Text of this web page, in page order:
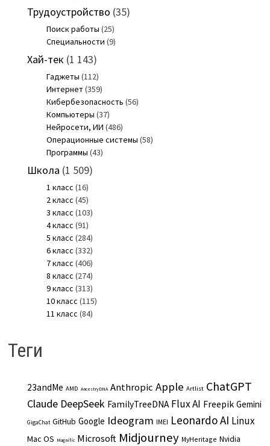
Трудоустройство (35)
Поиск работы (25)
Специальности (9)
Хай-тек (1 143)
Гаджеты (112)
Интернет(359)
Кибербезопасность (56)
Компьютеры (37)
Нейросети, ИИ (486)
Операционные системы (58)
Программы (43)
Школа (1 509)
1 класс (16)
2 класс (45)
3 класс (103)
4 класс (91)
5 класс (284)
6 класс (332)
7 класс (406)
8 класс (274)
9 класс (313)
10 класс (115)
11 класс (84)
Теги
23andMe AMD AncestryDNA Anthropic Apple Artlist ChatGPT
Claude DeepSeek FamilyTreeDNA Flux AI Freepik Gemini
GigaChat GitHub Google Ideogram IMEI Leonardo AI Linux
Mac OS Magnific Microsoft Midjourney MyHeritage Nvidia